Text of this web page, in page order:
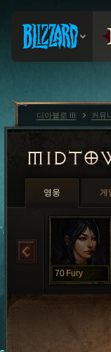
영웅 게
70 Fury
디아블로 III 커뮤